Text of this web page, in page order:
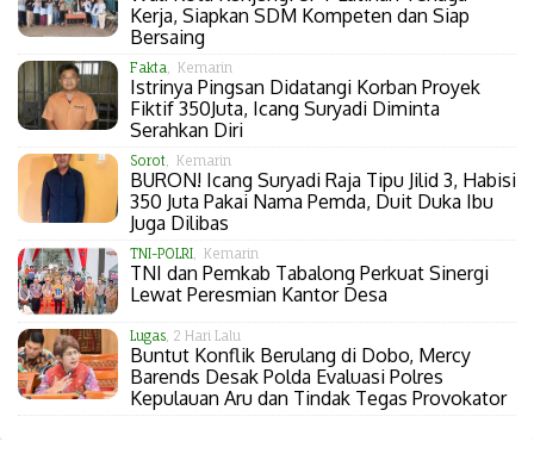
Kerja, Siapkan SDM Kompeten dan Siap
Bersaing
Fakta , Kemarin
Istrinya Pingsan Didatangi Korban Proyek
Fiktif 350Juta, Icang Suryadi Diminta
Serahkan Diri
Sorot, Kemarin
BURON! Icang Suryadi Raja Tipu Jilid 3, Habisi
350 Juta Pakai Nama Pemda, Duit Duka Ibu
Juga Dilibas
TNI-POLRI, Kemarin
TNI dan Pemkab Tabalong Perkuat Sinergi
Lewat Peresmian Kantor Desa
Lugas, 2 Hari Lalu
Buntut Konflik Berulang di Dobo, Mercy
Barends Desak Polda Evaluasi Polres
Kepulauan Aru dan Tindak Tegas Provokator